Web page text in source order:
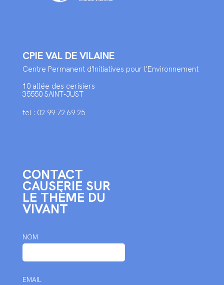
CPIE VAL DE VILAINE
Centre Permanent d'Initiatives pour l'Environnement
10 allée des cerisiers
35550 SAINT-JUST
tel : 02 99 72 69 25
CONTACT
CAUSERIE SUR
LE THÈME DU
VIVANT
NOM
EMAIL